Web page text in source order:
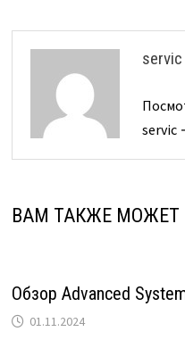
servic
servic
ВАМ ТАКЖЕ МОЖЕТ
Обзор Advanced
01.11.2024